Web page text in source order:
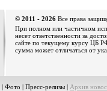
© 2011 - 2026 Все права
При полном или частичном
несет ответственности за
сайте по текущему курсу ЦБ
сумма может отличаться от
| Фото | Пресс-релизы | Архив